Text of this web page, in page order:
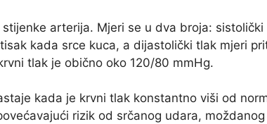
arterija. Mjeri se u dva broja:
kada srce kuca, a dijastolički tlak mjeri
tlak je obično oko 120/80 mmHg.
kada je krvni tlak konstantno viši od
rizik od srčanog udara,